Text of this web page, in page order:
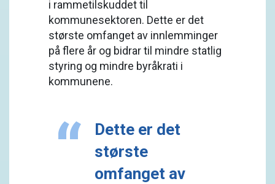
i rammetilskuddet til
kommunesektoren. Dette er det
største omfanget av innlemminger
på flere år og bidrar til mindre statlig
styring og mindre byråkrati i
kommunene.
Dette er det
største
omfanget av